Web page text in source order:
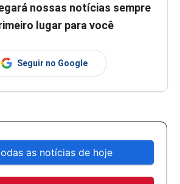
nossas notícias sempre
lugar para você
Seguir no Google
as notícias de hoje